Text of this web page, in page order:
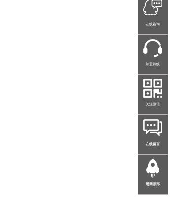
在线咨询
加盟热线
关注微信
在线留言
返回顶部